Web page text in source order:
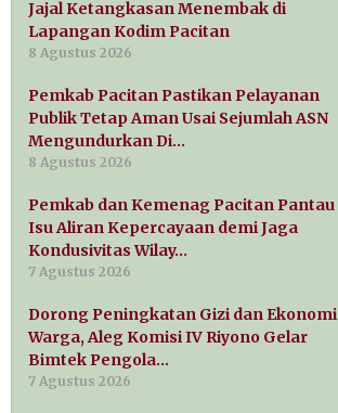
Jajal Ketangkasan Menembak di
Lapangan Kodim Pacitan
8 Agustus 2026
Pemkab Pacitan Pastikan Pelayanan
Publik Tetap Aman Usai Sejumlah ASN
Mengundurkan Di…
8 Agustus 2026
Pemkab dan Kemenag Pacitan Pantau
Isu Aliran Kepercayaan demi Jaga
Kondusivitas Wilay…
7 Agustus 2026
Dorong Peningkatan Gizi dan Ekonomi
Warga, Aleg Komisi IV Riyono Gelar
Bimtek Pengola…
7 Agustus 2026